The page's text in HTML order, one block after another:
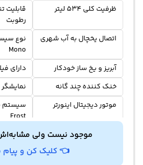
ظرفیت کلی 534 لیتر
قابلیت
رطوبت
اتصال یخچال به آب شهری
نوع
Mono
آبریز و یخ ساز خودکار
دارای
خنک کننده چند گانه
موتور دیجیتال اینورتر
Frost
موجود نیست ولی
👈 کلیک کن و پیام